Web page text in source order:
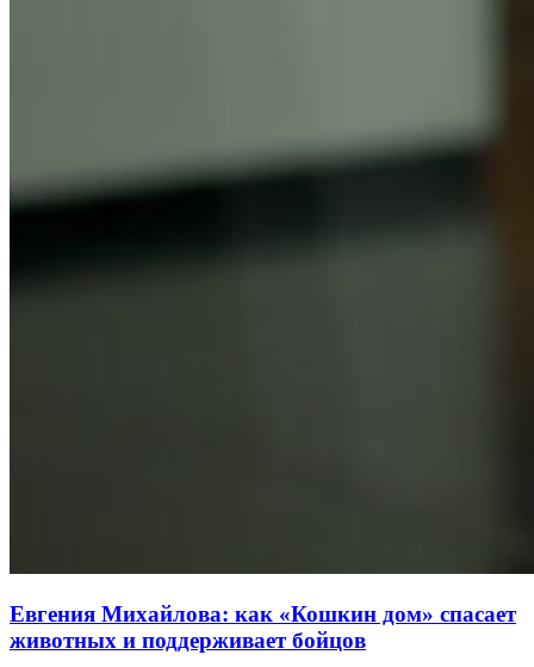
Евгения Михайлова: как «Кошкин дом» спасает
животных и поддерживает бойцов